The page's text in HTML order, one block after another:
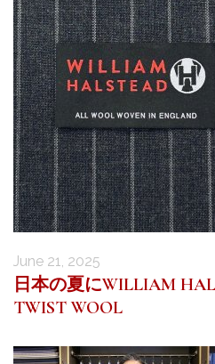
June 21, 2025
日本の夏にWILLIAM
TWIST WOOL